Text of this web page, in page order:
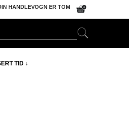
HANDLEVOGN ER TOM
TID ↓